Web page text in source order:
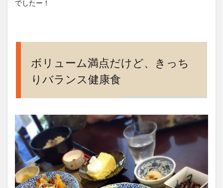
でしたー！
ボリューム満点だけど、きっち
りバランス健康食